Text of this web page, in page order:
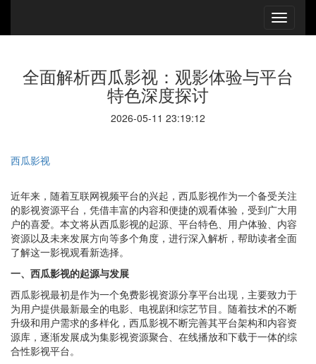
全面解析西瓜影视：观影体验与平台
特色深度探讨
2026-05-11 23:19:12
西瓜影视
近年来，随着互联网视频平台的兴起，西瓜影视作为一个备受关注
的影视资源平台，凭借丰富的内容和便捷的观看体验，受到广大用
户的喜爱。本文将从西瓜影视的起源、平台特色、用户体验、内容
资源以及未来发展方向等多个角度，进行深入解析，帮助读者全面
了解这一影视观看新选择。
一、西瓜影视的起源与发展
西瓜影视最初是作为一个免费影视资源分享平台出现，主要致力于
为用户提供最新最全的电影、电视剧和综艺节目。随着技术的不断
升级和用户需求的多样化，西瓜影视不断完善其平台架构和内容资
源库，逐渐发展成为集影视资源聚合、在线播放和下载于一体的综
合性影视平台。